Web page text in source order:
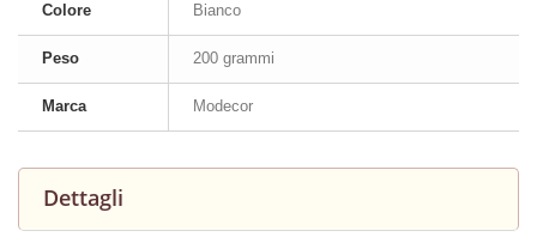
Colore Bianco
Peso 200 grammi
Marca Modecor
Dettagli